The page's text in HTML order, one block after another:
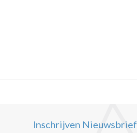
Inschrijven Nieuwsbrief